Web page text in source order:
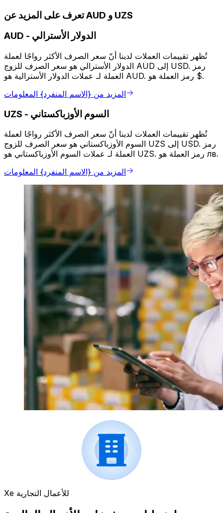
تعرف على المزيد عن AUD و UZS
AUD - الدولار الأسترالي
تُظهر تقييمات العملات لدينا أنّ سعر الصرف الأكثر رواجًا لعملة
الدولار الأسترالي هو سعر الصرف للزوج AUD إلى USD. رمز
العملة لـ عملات الدولار الأسترالية هو AUD. رمز العملة هو $.
المزيد من {الاسم المنفرد} المعلومات
UZS - السوم الأوزباكستاني
تُظهر تقييمات العملات لدينا أنّ سعر الصرف الأكثر رواجًا لعملة
السوم الأوزباكستاني هو سعر الصرف للزوج UZS إلى USD. رمز
العملة لـ عملات السوم الأوزباكستاني هو UZS. رمز العملة هو лв.
المزيد من {الاسم المنفرد} المعلومات
Xe للأعمال التجارية